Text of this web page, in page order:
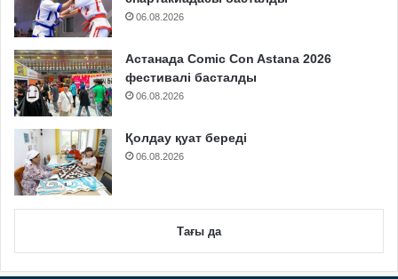
06.08.2026
Астанада Comic Con Astana 2026
фестивалі басталды
06.08.2026
Қолдау қуат береді
06.08.2026
Тағы да